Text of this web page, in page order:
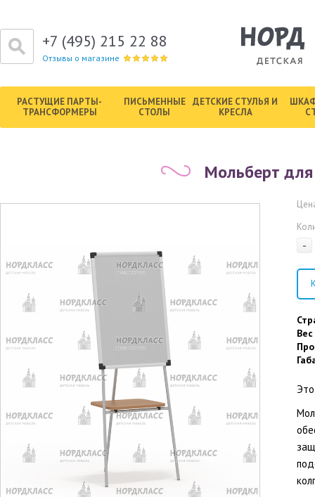
+7 (495) 215 22 88
Отзывы о магазине
РАСТУЩИЕ ПАРТЫ-
ТРАНСФОРМЕРЫ
ПИСЬМЕННЫЕ
СТОЛЫ
ДЕТСКИЕ СТУЛЬЯ И
КРЕСЛА
Мольберт
-
Вес